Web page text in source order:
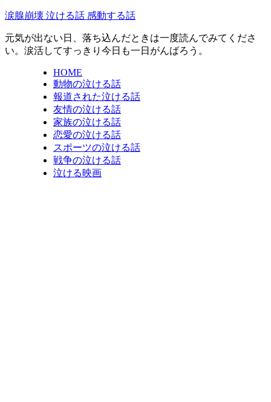
涙腺崩壊 泣ける話 感動する話
元気が出ない日、落ち込んだときは一度読んでみてくださ
い。涙活してすっきり今日も一日がんばろう。
HOME
動物の泣ける話
報道された泣ける話
友情の泣ける話
家族の泣ける話
恋愛の泣ける話
スポーツの泣ける話
戦争の泣ける話
泣ける映画